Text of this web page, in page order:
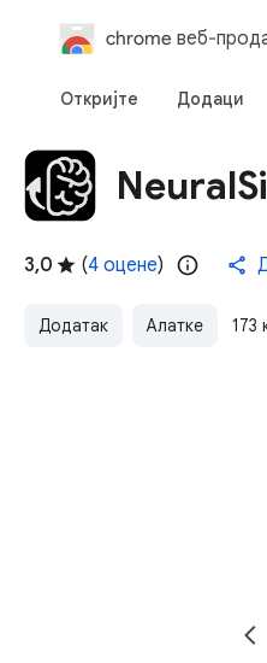
chrome веб-
Откријте Додаци
3,0 (4 оцене)
Додатак Алатке 173